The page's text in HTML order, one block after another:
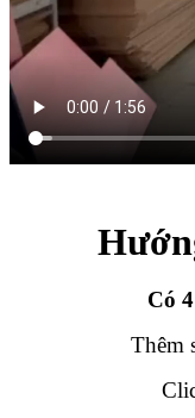
Có
Thêm